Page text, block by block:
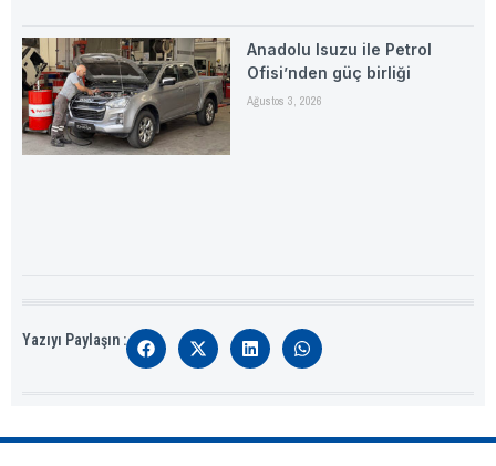
Anadolu Isuzu ile Petrol
Ofisi’nden güç birliği
Ağustos 3, 2026
Yazıyı Paylaşın :